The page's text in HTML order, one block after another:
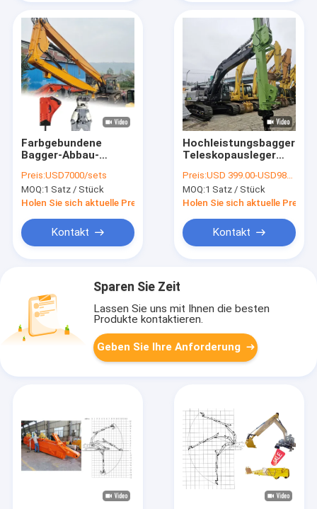
Farbgebundene
Bagger-Abbau-
hydraulischem
Scherenbrecher
Preis:USD7000/sets
MOQ:1 Satz / Stück
Holen Sie sich aktuelle Preis
Kontakt
Hochleistungsbagger
Teleskopausleger
Verlängerte
Reichweite & Tiefe
Preis:USD 399.00-USD9800.00
MOQ:1 Satz / Stück
Holen Sie sich aktuelle Preis
Kontakt
Sparen Sie Zeit
Lassen Sie uns mit Ihnen die besten
Produkte kontaktieren.
Geben Sie Ihre Anforderung